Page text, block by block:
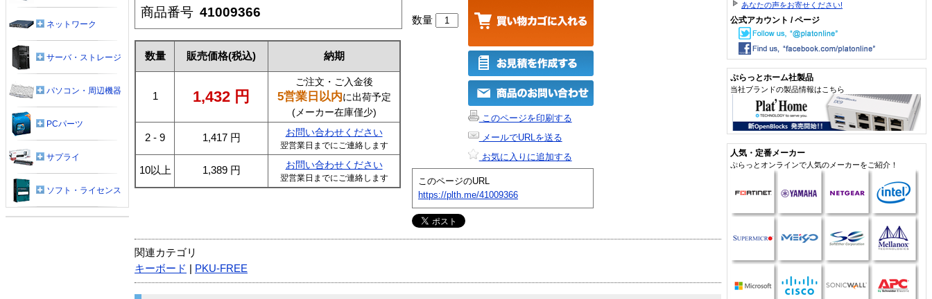
商品番号 41009366
数量 販売価格(税込) 納期
1 1,432 円
ご注文・ご入金後
5営業日以内に出荷予定
(メーカー在庫僅少)
2 - 9 1,417 円 お問い合わせください
翌営業日までにご連絡します
10以上 1,389 円 お問い合わせください
翌営業日までにご連絡します
数量
このページを印刷する
メールでURLを送る
お気に入りに追加する
このページのURL
https://plth.me/41009366
関連カテゴリ
キーボード
PKU-FREE
ネットワーク
サーバ・ストレージ
パソコン・周辺機器
PCパーツ
サプライ
ソフト・ライセンス
あなたの声をお寄せください!
公式アカウント / ページ
ぷらっとホーム社製品
当社ブランドの製品情報はこちら
人気・定番メーカー
ぷらっとオンラインで人気のメーカーをご紹介！